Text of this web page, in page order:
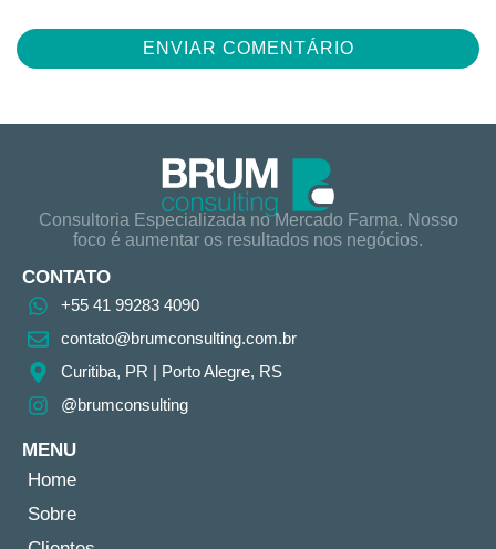
Consultoria Especializada no Mercado Farma. Nosso
foco é aumentar os resultados nos negócios.
CONTATO
+55 41 99283 4090
contato@brumconsulting.com.br​
Curitiba, PR​ | Porto Alegre, RS
@brumconsulting
MENU
Home
Sobre